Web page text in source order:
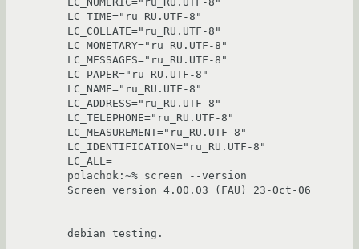
LC_TIME="ru_RU.UTF-8"
LC_COLLATE="ru_RU.UTF-8"
LC_MONETARY="ru_RU.UTF-8"
LC_MESSAGES="ru_RU.UTF-8"
LC_PAPER="ru_RU.UTF-8"
LC_NAME="ru_RU.UTF-8"
LC_ADDRESS="ru_RU.UTF-8"
LC_TELEPHONE="ru_RU.UTF-8"
LC_MEASUREMENT="ru_RU.UTF-8"
LC_IDENTIFICATION="ru_RU.UTF-8"
LC_ALL=
polachok:~% screen --version
Screen version 4.00.03 (FAU) 23-Oct-06
debian testing.